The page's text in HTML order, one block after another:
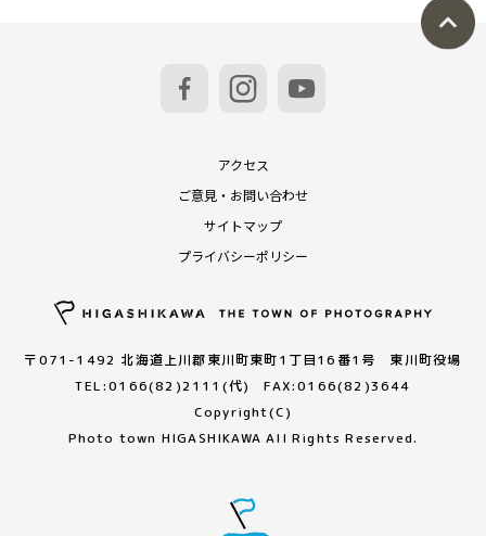
アクセス
ご意見・お問い合わせ
サイトマップ
プライバシーポリシー
〒071-1492 北海道上川郡東川町東町1丁目16番1号 東川町役場
TEL:0166(82)2111(代) FAX:0166(82)3644
Copyright(C)
Photo town HIGASHIKAWA All Rights Reserved.